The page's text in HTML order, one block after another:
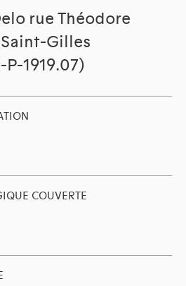
rue Théodore
Gilles
P-1919.07)
COUVERTE